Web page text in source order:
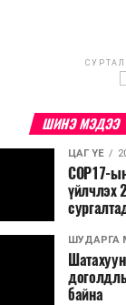
ШИНЭ МЭДЭЭ
ЦАГ ҮЕ
COP17-
үйлчлэх
ШУДАРГА
байна